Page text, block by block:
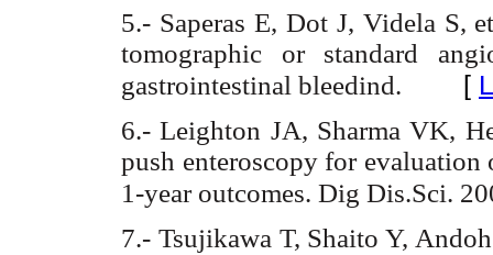
5.- Saperas E, Dot J, Videla S,
tomographic or standard
gastrointestinal bleedind. [
6.- Leighton JA, Sharma VK,
push enteroscopy for
1-year outcomes. Dig Dis.Sci.
7.- Tsujikawa T, Shaito Y,